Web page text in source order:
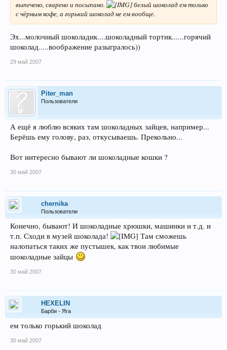
выпечено, сварено и посыпано.
белый шоколад ем только
с чёрным кофе, а горький шоколад не ем вообще.
Эх...молочный шоколадик....шоколадный тортик......горячий
шоколад.....воображение разыгралось))
29 май 2007
Piter_man
Пользователи
А ещё я люблю всяких там шоколадных зайцев, например...
Берёшь ему голову, раз, откусываешь. Прекольно...
Вот интересно бывают ли шоколадные кошки ?
30 май 2007
chernika
Пользователи
Конечно, бывают! И шоколадные хрюшки, машинки и т.д. и
т.п. Сходи в музей шоколада!
Там сможешь
налопаться таких же пустышек, как твои любимые
шоколадные зайцы
30 май 2007
HEXELIN
Барби - Яга
ем только горький шоколад
30 май 2007